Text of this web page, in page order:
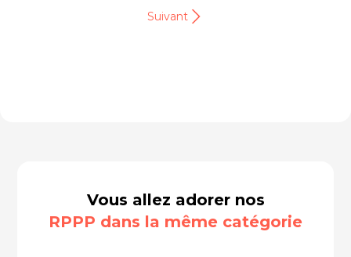
Suivant
Vous allez adorer nos
RPPP dans la même catégorie